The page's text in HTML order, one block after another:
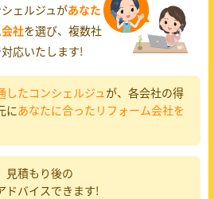
ェルジュがあなた
社を選び、複数社
応いたします!
したコンシェルジュ が、各会社の得
にあなたに合ったリフォーム会社を
見積もり後の
ドバイスできます!